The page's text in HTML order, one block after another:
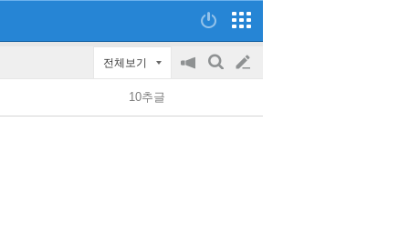
전체보기
공
on/off
검
글
쓰
10추글